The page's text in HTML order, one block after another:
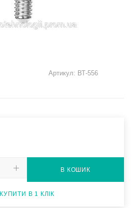
Артикул: ВТ-556
В КОШИК
КУПИТИ В 1 КЛІК